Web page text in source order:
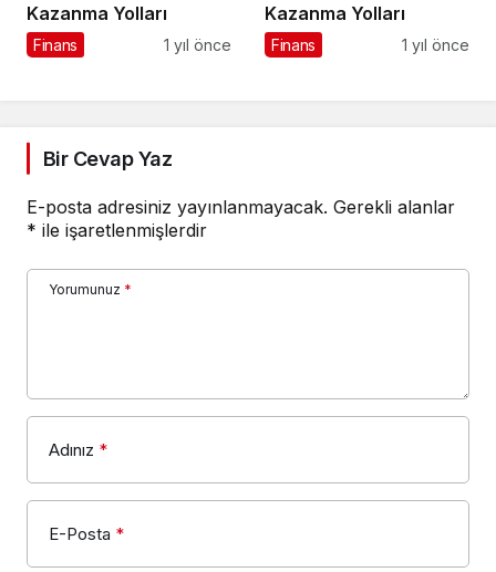
Kazanma Yolları
Finans 1 yıl önce
Kazanma Yolları
Finans 1 yıl önce
Bir Cevap Yaz
E-posta adresiniz yayınlanmayacak. Gerekli alanlar
* ile işaretlenmişlerdir
Yorumunuz *
Adınız *
E-Posta *